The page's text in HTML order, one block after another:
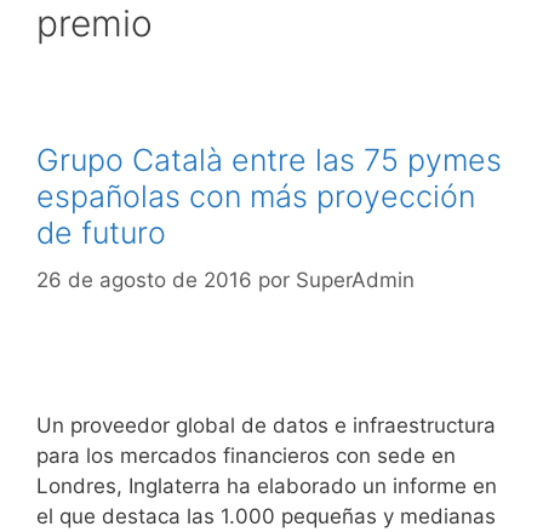
premio
Grupo Català entre las 75 pymes
españolas con más proyección
de futuro
26 de agosto de 2016 por SuperAdmin
Un proveedor global de datos e infraestructura
para los mercados financieros con sede en
Londres, Inglaterra ha elaborado un informe en
el que destaca las 1.000 pequeñas y medianas